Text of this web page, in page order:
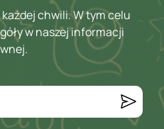
chwili. W tym celu
w naszej informacji